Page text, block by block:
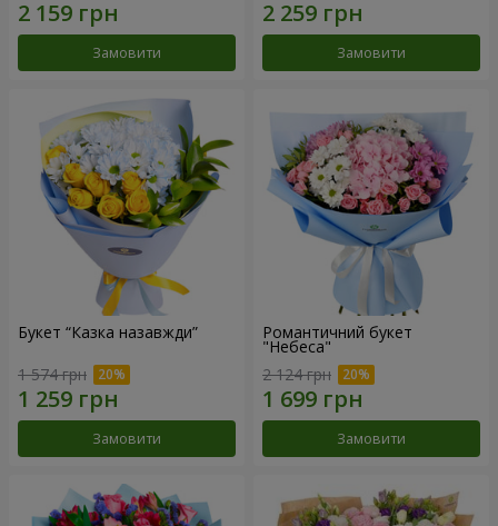
Замовити Замовити
Букет “Казка назавжди”
1 574 грн
Замовити
Романтичний букет
"Небеса"
2 124 грн
Замовити